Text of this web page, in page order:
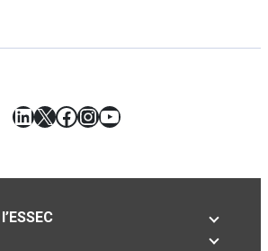
LinkedIn
X Facebook
Instagram
YouTube